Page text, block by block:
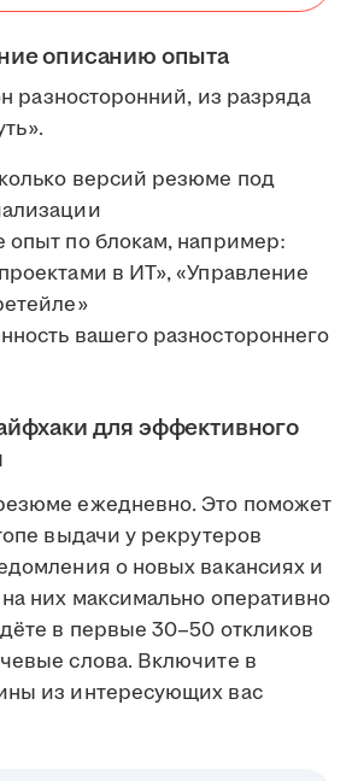
описанию опыта
разносторонний, из разряда
версий резюме под
опыт по блокам, например:
в ИТ», «Управление
вашего разностороннего
для эффективного
ежедневно. Это поможет
выдачи у рекрутеров
о новых вакансиях и
них максимально оперативно
в первые 30–50 откликов
слова. Включите в
из интересующих вас